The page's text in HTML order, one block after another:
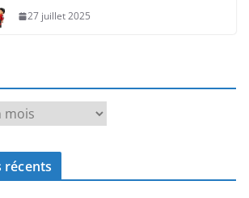
27 juillet 2025
récents